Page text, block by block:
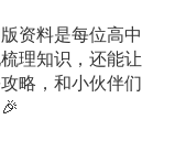
资料是每位高中
理知识，还能让
略，和小伙伴们